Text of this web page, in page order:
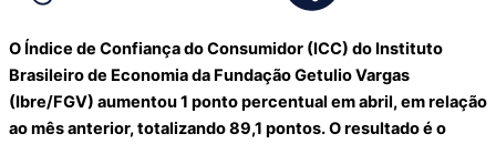
O Índice de Confiança do Consumidor (ICC) do Instituto
Brasileiro de Economia da Fundação Getulio Vargas
(Ibre/FGV) aumentou 1 ponto percentual em abril, em relação
ao mês anterior, totalizando 89,1 pontos. O resultado é o